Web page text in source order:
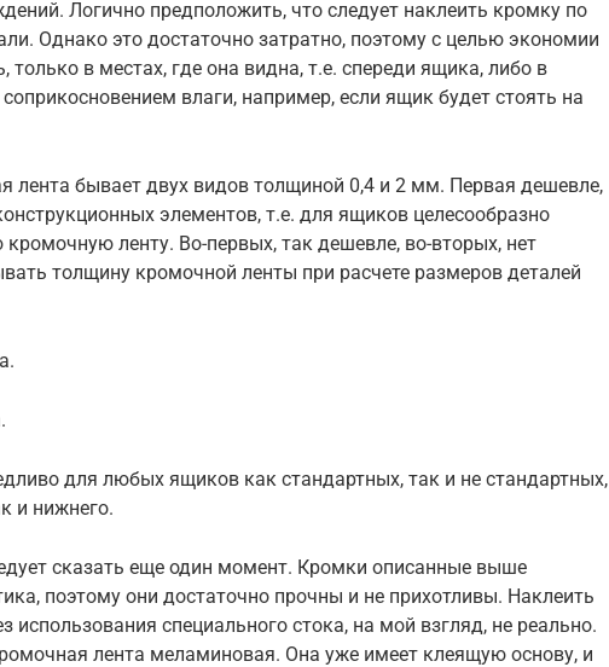
Логично предположить, что следует наклеить кромку по
Однако это достаточно затратно, поэтому с целью экономии
в местах, где она видна, т.е. спереди ящика, либо в
влаги, например, если ящик будет стоять на
лента бывает двух видов толщиной 0,4 и 2 мм. Первая дешевле,
элементов, т.е. для ящиков целесообразно
кромочную ленту. Во-первых, так дешевле, во-вторых, нет
толщину кромочной ленты при расчете размеров деталей
для любых ящиков как стандартных, так и не стандартных,
и нижнего.
сказать еще один момент. Кромки описанные выше
поэтому они достаточно прочны и не прихотливы. Наклеить
использования специального стока, на мой взгляд, не реально.
лента меламиновая. Она уже имеет клеящую основу, и